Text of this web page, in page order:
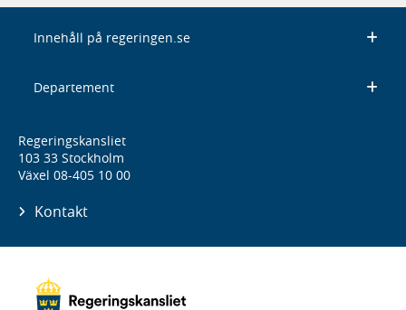
Innehåll på regeringen.se
Departement
Regeringskansliet
103 33 Stockholm
Växel 08-405 10 00
Kontakt